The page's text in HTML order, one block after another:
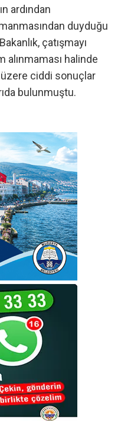
ardından
duyduğu
çatışmayı
alınmaması halinde
üzere ciddi sonuçlar
bulunmuştu.